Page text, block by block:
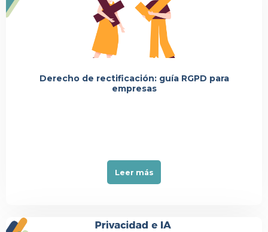
Événement
Derecho de rectificación: guía RGPD para
empresas
Leer más